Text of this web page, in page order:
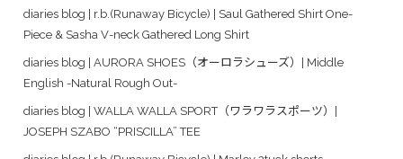
diaries blog | r.b.(Runaway Bicycle) | Saul Gathered Shirt One-
Piece & Sasha V-neck Gathered Long Shirt
diaries blog | AURORA SHOES（オーロラシューズ）| Middle
English -Natural Rough Out-
diaries blog | WALLA WALLA SPORT（ワラワラスポーツ）|
JOSEPH SZABO “PRISCILLA” TEE